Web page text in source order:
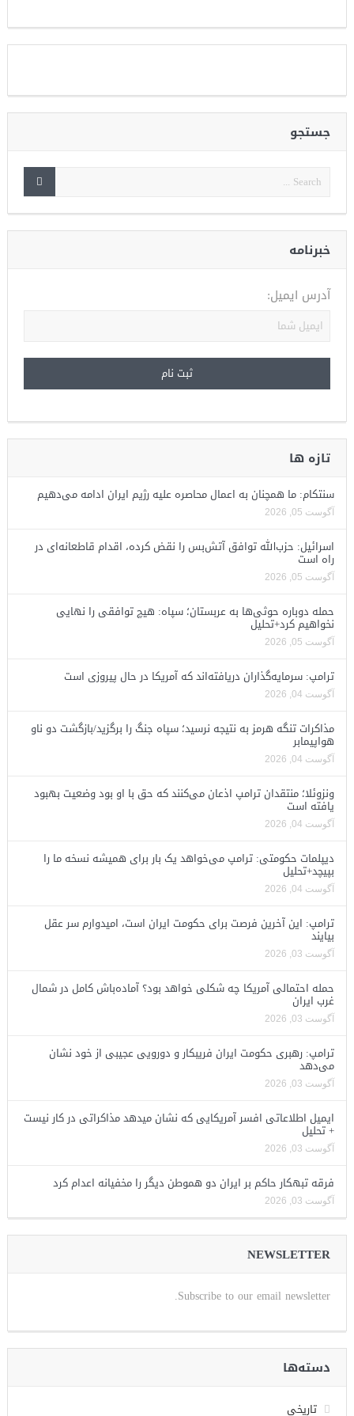
جستجو
خبرنامه
آدرس ایمیل:
تازه ها
سنتکام: ما همچنان به اعمال محاصره علیه رژیم ایران ادامه می‌دهیم
آگوست 05, 2026
اسرائیل: حزب‌الله توافق آتش‌بس را نقض کرده، اقدام قاطعانه‌ای در
راه است
آگوست 05, 2026
حمله دوباره حوثی‌ها به عربستان؛ سپاه: هیچ توافقی را نهایی
نخواهیم کرد+تحلیل
آگوست 05, 2026
ترامپ: سرمایه‌گذاران دریافته‌اند که آمریکا در حال پیروزی است
آگوست 04, 2026
مذاکرات تنگه هرمز به نتیجه نرسید؛ سپاه جنگ را برگزید/بازگشت دو ناو
هواپیمابر
آگوست 04, 2026
ونزوئلا؛ منتقدان ترامپ اذعان می‌کنند که حق با او بود وضعیت بهبود
یافته است
آگوست 04, 2026
دیپلمات حکومتی: ترامپ می‌خواهد یک بار برای همیشه نسخه ما را
بپیچد+تحلیل
آگوست 04, 2026
ترامپ: این آخرین فرصت برای حکومت ایران است، امیدوارم سر عقل
بیایند
آگوست 03, 2026
حمله احتمالی آمریکا چه شکلی خواهد بود؟ آماده‌باش کامل در شمال
غرب ایران
آگوست 03, 2026
ترامپ: رهبری حکومت ایران فریبکار و دورویی عجیبی از خود نشان
می‌دهد
آگوست 03, 2026
ایمیل اطلاعاتی افسر آمریکایی که نشان میدهد مذاکراتی در کار نیست
+ تحلیل
آگوست 03, 2026
فرقه تبهکار حاکم بر ایران دو هموطن دیگر را مخفیانه اعدام کرد
آگوست 03, 2026
NEWSLETTER
Subscribe to our email newsletter.
دسته‌ها
تاریخی